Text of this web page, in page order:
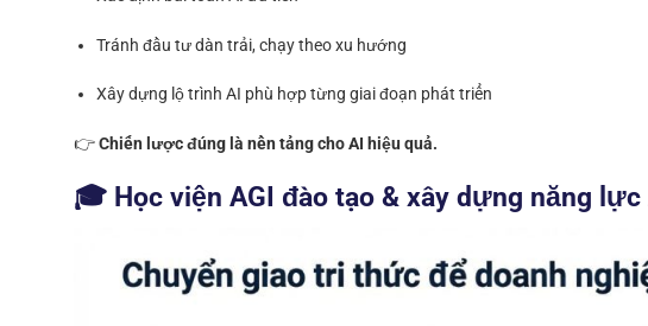
Tránh đầu tư dàn trải, chạy theo xu hướng
Xây dựng lộ trình AI phù hợp từng giai đoạn phát triển
👉Chiến lược đúng là nền tảng cho AI hiệu quả.
🎓 Học viện AGI đào tạo & xây dựng năng